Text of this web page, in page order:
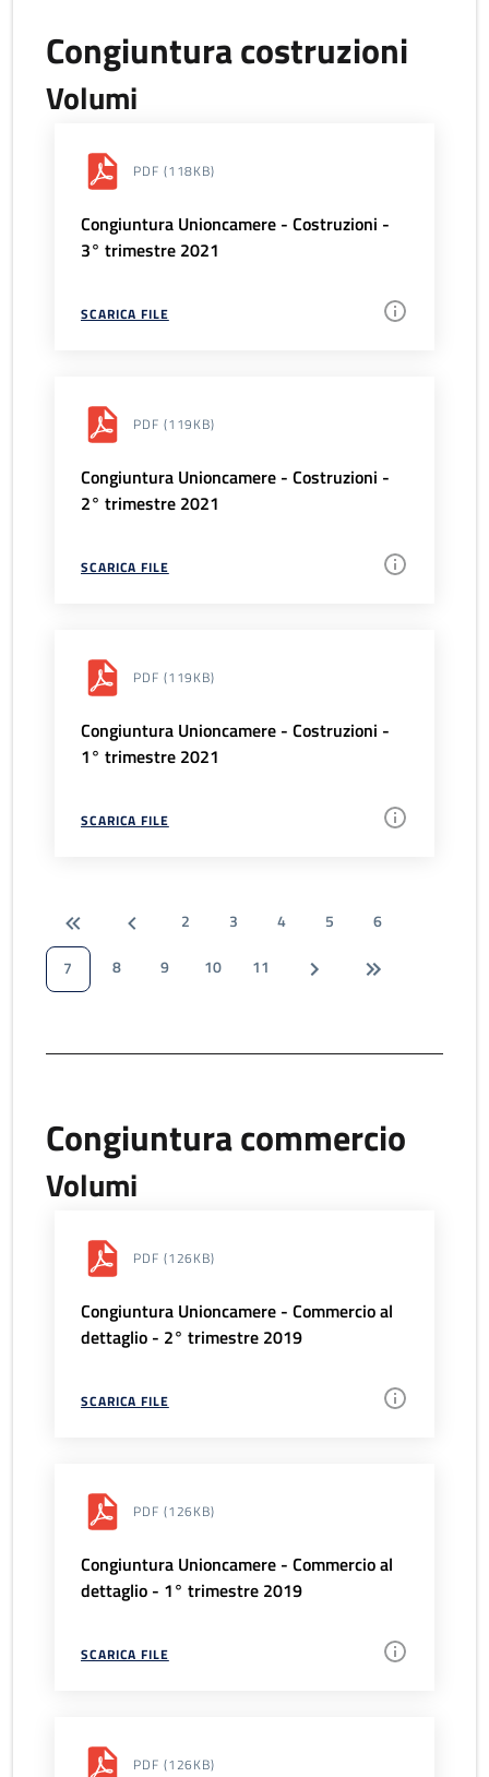
Congiuntura costruzioni
Volumi
PDF (118KB)
Congiuntura Unioncamere - Costruzioni -
3° trimestre 2021
SCARICA FILE
PDF (119KB)
Congiuntura Unioncamere - Costruzioni -
2° trimestre 2021
SCARICA FILE
PDF (119KB)
Congiuntura Unioncamere - Costruzioni -
1° trimestre 2021
SCARICA FILE
2 3 4 5
6
7
8 9 10 11
Congiuntura commercio
Volumi
PDF (126KB)
Congiuntura Unioncamere - Commercio al
dettaglio - 2° trimestre 2019
SCARICA FILE
PDF (126KB)
Congiuntura Unioncamere - Commercio al
dettaglio - 1° trimestre 2019
SCARICA FILE
PDF (126KB)